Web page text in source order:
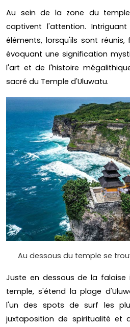
Au sein de la zone du
captivent l'attention.
éléments, lorsqu'ils sont
évoquant une signification
l'art et de l'histoire
sacré du Temple d'Uluwatu.
Au dessous du temple se
Juste en dessous de la
temple, s'étend la plage
l'un des spots de surf les
juxtaposition de spiritualité et